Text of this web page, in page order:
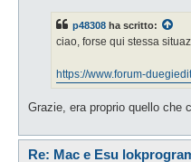
a
g
g
o
p48308 ha scritto:
ciao, forse qui stessa
https://www.forum-
Grazie, era proprio quello che
Re: Mac e Esu